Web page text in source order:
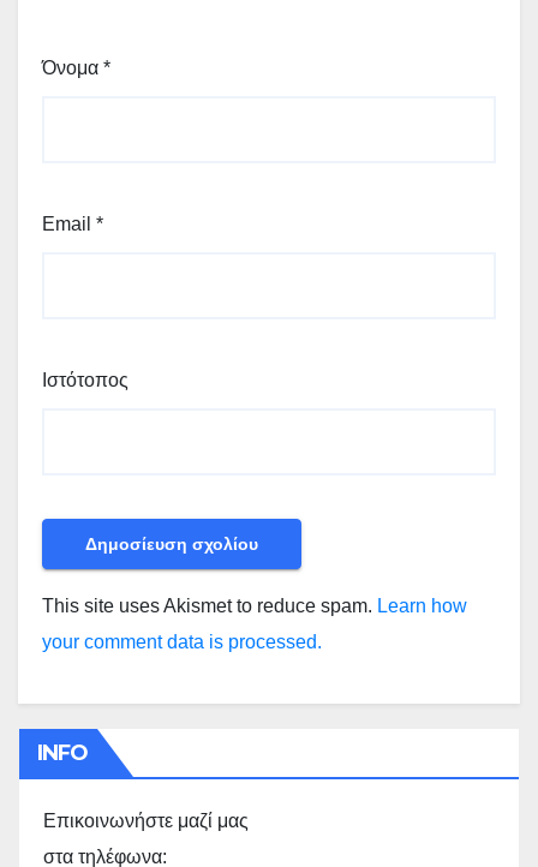
Όνομα *
Email *
Ιστότοπος
This site uses Akismet to reduce spam. Learn how
your comment data is processed.
INFO
Επικοινωνήστε μαζί μας
στα τηλέφωνα: